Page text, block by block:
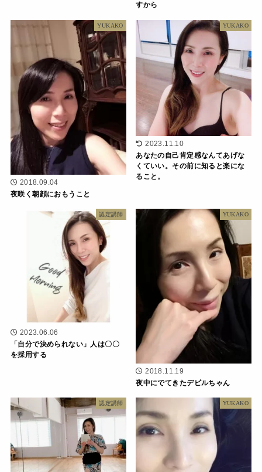
すから
YUKAKO
2018.09.04
夜咲く朝顔におもうこと
YUKAKO
2023.11.10
あなたの自己肯定感なんてあげな
くていい。その前に知ると楽にな
ること。
認定講師
2023.06.06
「自分で決められない」人は〇〇
を採用する
YUKAKO
2018.11.19
夜中にでてきたデビルちゃん
認定講師 YUKAKO